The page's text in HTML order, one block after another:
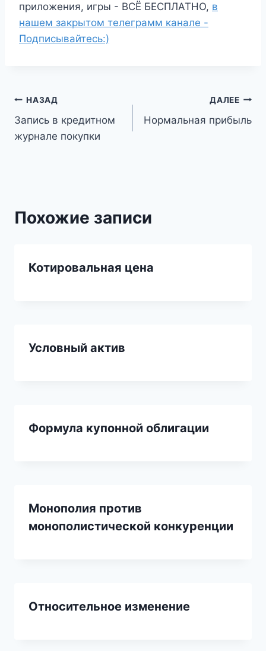
приложения, игры - ВСЁ БЕСПЛАТНО, в
нашем закрытом телеграмм канале -
Подписывайтесь:)
Навигация
по
НАЗАД
Запись в кредитном
журнале покупки
ДАЛЕЕ
Нормальная прибыль
Похожие записи
Котировальная цена
Условный актив
Формула купонной облигации
Монополия против
монополистической конкуренции
Относительное изменение